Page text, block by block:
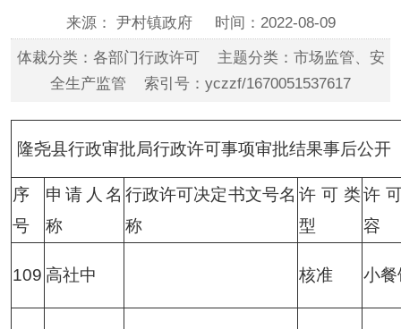
来源： 尹村镇政府 时间：2022-08-09
体裁分类：各部门行政许可 主题分类：市场监管、安
全生产监管 索引号：yczzf/1670051537617
隆尧县行政审批局行政许可事项审批结果事后公开
序
号
申请人名
称
行政许可决定书文号名
称
许可类
型
许
容
109 高社中 核准 小餐